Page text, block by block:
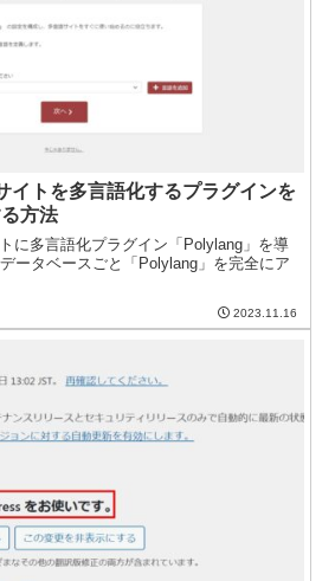
イトを多言語化するプラグインを
方法
に多言語化プラグイン「Polylang」を導
ータベースごと「Polylang」を完全にア
2023.11.16